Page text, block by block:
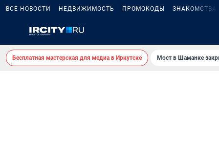
ВСЕ НОВОСТИ НЕДВИЖИМОСТЬ ПРОМОКОДЫ ЗНАКОМСТВА
Бесплатная мастерская для медиа в Иркутске Мост в Шаманке